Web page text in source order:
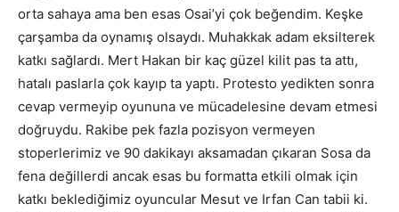
orta sahaya ama ben esas Osai’yi çok beğendim. Keşke
çarşamba da oynamış olsaydı. Muhakkak adam eksilterek
katkı sağlardı. Mert Hakan bir kaç güzel kilit pas ta attı,
hatalı paslarla çok kayıp ta yaptı. Protesto yedikten sonra
cevap vermeyip oyununa ve mücadelesine devam etmesi
doğruydu. Rakibe pek fazla pozisyon vermeyen
stoperlerimiz ve 90 dakikayı aksamadan çıkaran Sosa da
fena değillerdi ancak esas bu formatta etkili olmak için
katkı beklediğimiz oyuncular Mesut ve Irfan Can tabii ki.